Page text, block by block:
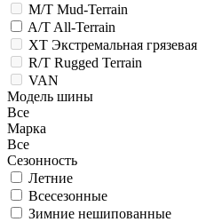
M/T Mud-Terrain
A/T All-Terrain
XT Экстремальная грязевая
R/T Rugged Terrain
VAN
Модель шины
Все
Марка
Все
Сезонность
Летние
Всесезонные
Зимние нешипованные